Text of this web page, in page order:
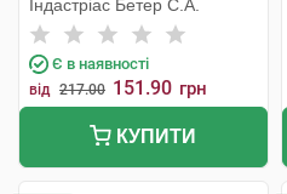
Індастріас Бетер С.А.
Є в наявності
від 217.00 151.90 грн
КУПИТИ